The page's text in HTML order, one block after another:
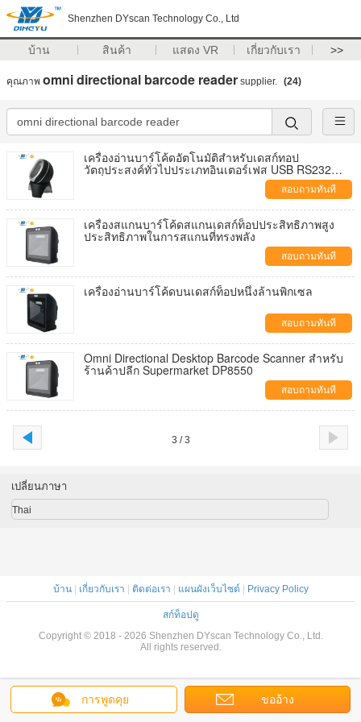
Shenzhen DYscan Technology Co., Ltd
บ้าน สินค้า แสดง VR เกี่ยวกับเรา >>
คุณภาพ omni directional barcode reader supplier. (24)
เครื่องอ่านบาร์โค้ดอัตโนมัติสำหรับเดสก์ทอป
วัตถุประสงค์ทั่วไปประเภทอินเตอร์เฟส USB RS232
สอบถามทันที
เครื่องสแกนบาร์โค้ดสแกนเดสก์ท็อปประสิทธิภาพสูง
ประสิทธิภาพในการสแกนที่ทรงพลัง
สอบถามทันที
เครื่องอ่านบาร์โค้ดบนเดสก์ท็อปหนึ่งล้านพิกเซล
สอบถามทันที
Omni Directional Desktop Barcode Scanner สำหรับ
ร้านค้าปลีก Supermarket DP8550
สอบถามทันที
3 / 3
การพูดคุย ขออ้าง
เปลี่ยนภาษา
Thai
บ้าน| เกี่ยวกับเรา ติดต่อเรา แผนผังเว็บไซต์ Privacy Policy
สก์ท็อปดู
Copyright © 2018 - 2026 Shenzhen DYscan Technology Co., Ltd.
All rights reserved.